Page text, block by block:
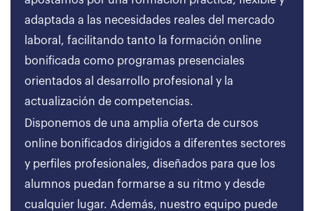
adaptada a las necesidades reales del mercado
laboral, facilitando tanto la formación online
bonificada como programas presenciales
orientados al desarrollo profesional y la
actualización de competencias.
Disponemos de una amplia oferta de cursos
online bonificados dirigidos a diferentes sectores
y perfiles profesionales, diseñados para que los
alumnos puedan formarse a su ritmo y desde
cualquier lugar. Además, nuestro equipo puede